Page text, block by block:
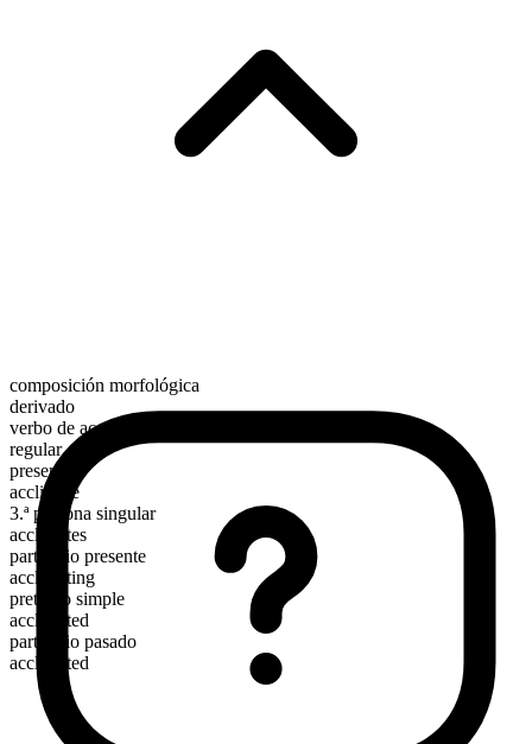
composición morfológica
derivado
verbo de acción
regular
presente
acclimate
3.ª persona singular
acclimates
participio presente
acclimating
pretérito simple
acclimated
participio pasado
acclimated